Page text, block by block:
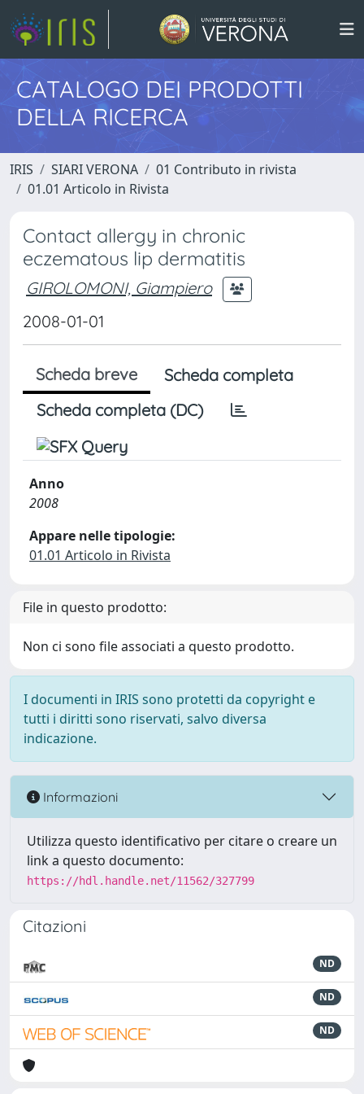
CATALOGO DEI PRODOTTI
DELLA RICERCA
IRIS SIARI VERONA
01 Contributo in rivista
01.01 Articolo in Rivista
Contact allergy in chronic
eczematous lip dermatitis
GIROLOMONI, Giampiero
2008-01-01
Scheda breve
Scheda completa
Scheda completa (DC)
Anno
2008
Appare nelle tipologie:
01.01 Articolo in Rivista
File in questo prodotto:
Non ci sono file associati a questo prodotto.
I documenti in IRIS sono protetti da copyright e
tutti i diritti sono riservati, salvo diversa
indicazione.
Informazioni
Utilizza questo identificativo per citare o creare un
link a questo documento:
https://hdl.handle.net/11562/327799
Citazioni
ND
ND
ND